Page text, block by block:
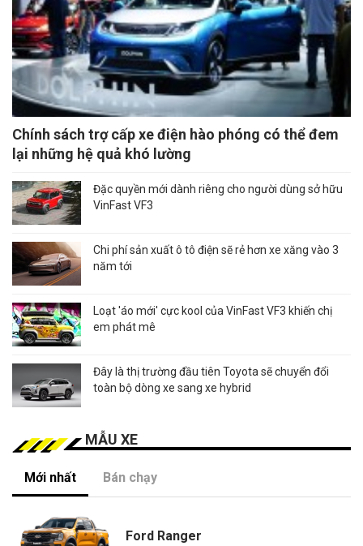
Chính sách trợ cấp xe điện hào phóng có thể đem
lại những hệ quả khó lường
Đặc quyền mới dành riêng cho người dùng sở hữu
VinFast VF3
Chi phí sản xuất ô tô điện sẽ rẻ hơn xe xăng vào 3
năm tới
Loạt 'áo mới' cực kool của VinFast VF3 khiến chị
em phát mê
Đây là thị trường đầu tiên Toyota sẽ chuyển đổi
toàn bộ dòng xe sang xe hybrid
MẪU XE
Mới nhất Bán chạy
Ford Ranger